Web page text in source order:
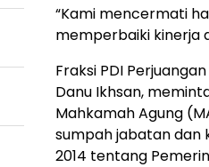
“Kami mencermati
memperbaiki kinerja
Fraksi PDI
Danu Ikhsan,
Mahkamah Agung
sumpah jabatan dan
2014 tentang